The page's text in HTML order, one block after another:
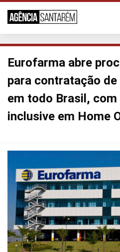
Eurofarma abre
para contratação
em todo Brasil,
inclusive em Home